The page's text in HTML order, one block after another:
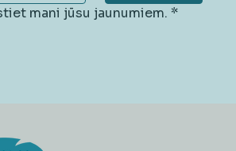
mani jūsu jaunumiem. *